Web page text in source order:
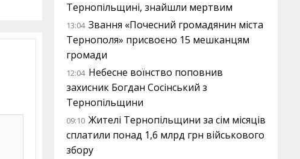
Тернопільщині, знайшли мертвим
13:04 Звання «Почесний громадянин міста
Тернополя» присвоєно 15 мешканцям
громади
12:04 Небесне воїнство поповнив
захисник Богдан Сосінський з
Тернопільщини
09:10 Жителі Тернопільщини за сім місяців
сплатили понад 1,6 млрд грн військового
збору